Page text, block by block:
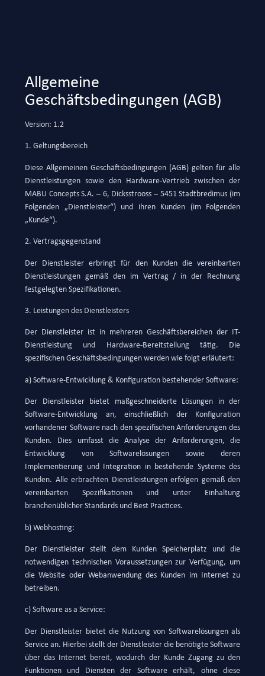
Allgemeine
Geschäftsbedingungen (AGB)
Version: 1.2
1. Geltungsbereich
Diese Allgemeinen Geschäftsbedingungen (AGB) gelten für alle
Dienstleistungen sowie den Hardware-Vertrieb zwischen der
MABU Concepts S.A. – 6, Dicksstrooss – 5451 Stadtbredimus (im
Folgenden „Dienstleister“) und ihren Kunden (im Folgenden
„Kunde“).
2. Vertragsgegenstand
Der Dienstleister erbringt für den Kunden die vereinbarten
Dienstleistungen gemäß den im Vertrag / in der Rechnung
festgelegten Spezifikationen.
3. Leistungen des Dienstleisters
Der Dienstleister ist in mehreren Geschäftsbereichen der IT-
Dienstleistung und Hardware-Bereitstellung tätig. Die
spezifischen Geschäftsbedingungen werden wie folgt erläutert:
a) Software-Entwicklung & Konfiguration bestehender Software:
Der Dienstleister bietet maßgeschneiderte Lösungen in der
Software-Entwicklung an, einschließlich der Konfiguration
vorhandener Software nach den spezifischen Anforderungen des
Kunden. Dies umfasst die Analyse der Anforderungen, die
Entwicklung von Softwarelösungen sowie deren
Implementierung und Integration in bestehende Systeme des
Kunden. Alle erbrachten Dienstleistungen erfolgen gemäß den
vereinbarten Spezifikationen und unter Einhaltung
branchenüblicher Standards und Best Practices.
b) Webhosting:
Der Dienstleister stellt dem Kunden Speicherplatz und die
notwendigen technischen Voraussetzungen zur Verfügung, um
die Website oder Webanwendung des Kunden im Internet zu
betreiben.
c) Software as a Service:
Der Dienstleister bietet die Nutzung von Softwarelösungen als
Service an. Hierbei stellt der Dienstleister die benötigte Software
über das Internet bereit, wodurch der Kunde Zugang zu den
Funktionen und Diensten der Software erhält, ohne diese